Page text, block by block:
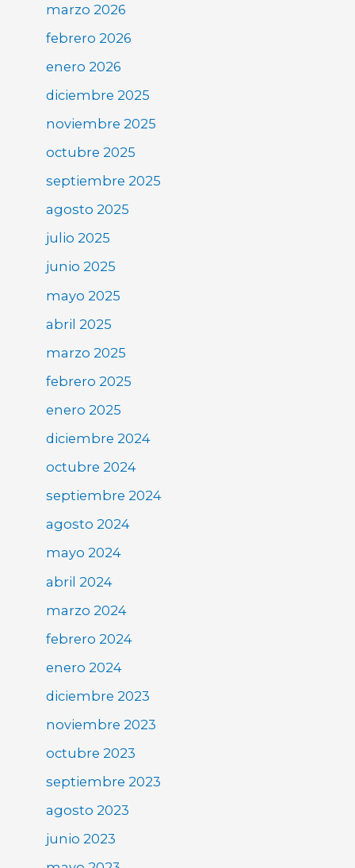
marzo 2026
febrero 2026
enero 2026
diciembre 2025
noviembre 2025
octubre 2025
septiembre 2025
agosto 2025
julio 2025
junio 2025
mayo 2025
abril 2025
marzo 2025
febrero 2025
enero 2025
diciembre 2024
octubre 2024
septiembre 2024
agosto 2024
mayo 2024
abril 2024
marzo 2024
febrero 2024
enero 2024
diciembre 2023
noviembre 2023
octubre 2023
septiembre 2023
agosto 2023
junio 2023